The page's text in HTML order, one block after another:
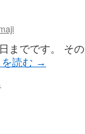
までです。 そ
読む →